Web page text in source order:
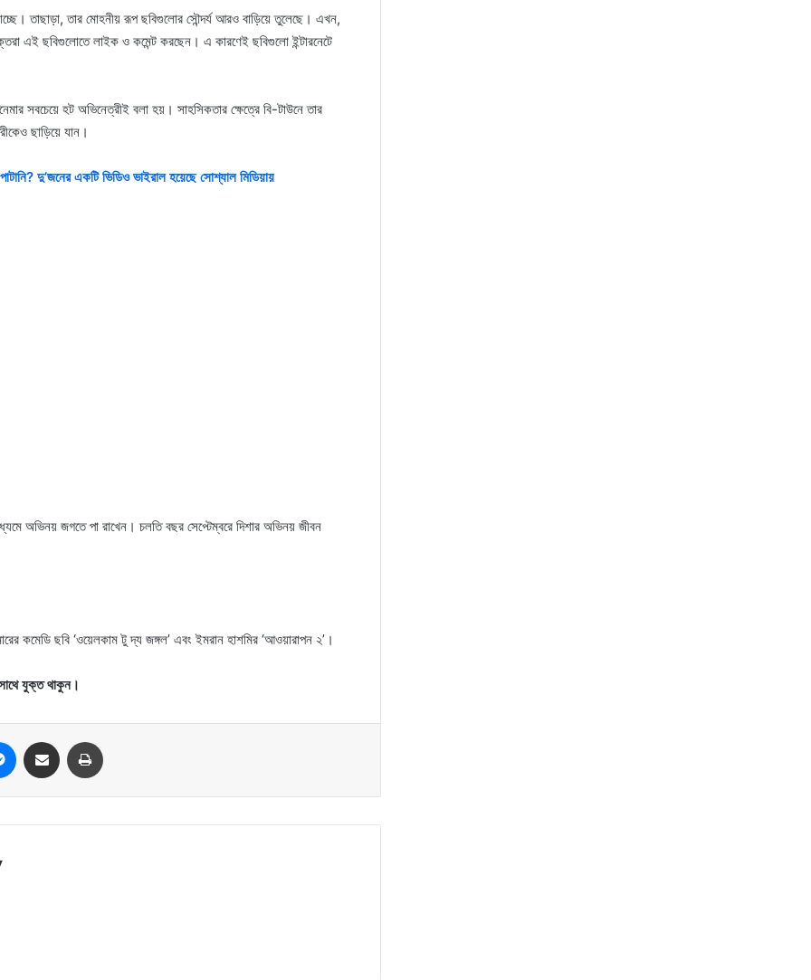
তাছাড়া, তার মোহনীয় রূপ ছবিগুলোর সৌন্দর্য আরও বাড়িয়ে তুলেছে। এখন,
এই ছবিগুলোতে লাইক ও কমেন্ট করছেন। এ কারণেই ছবিগুলো ইন্টারনেটে
সবচেয়ে হট অভিনেত্রীই বলা হয়। সাহসিকতার ক্ষেত্রে বি-টাউনে তার
ছাড়িয়ে যান।
পাটানি? দু’জনের একটি ভিডিও ভাইরাল হয়েছে সোশ্যাল মিডিয়ায়
অভিনয় জগতে পা রাখেন। চলতি বছর সেপ্টেম্বরে দিশার অভিনয় জীবন
কমেডি ছবি ‘ওয়েলকাম টু দ্য জঙ্গল’ এবং ইমরান হাশমির ‘আওয়ারাপন ২’।
যুক্ত থাকুন।